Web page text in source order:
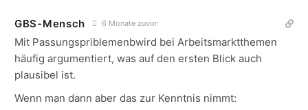
GBS-Mensch 6 Monate zuvor
Mit Passungspriblemenbwird bei Arbeitsmarktthemen
häufig argumentiert, was auf den ersten Blick auch
plausibel ist.
Wenn man dann aber das zur Kenntnis nimmt: